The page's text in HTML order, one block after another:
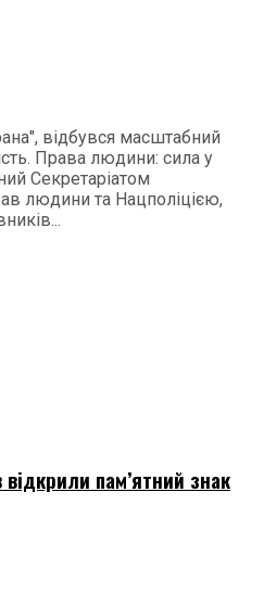
відбувся масштабний
Права людини: сила у
Секретаріатом
людини та Нацполіцією,
відкрили пам’ятний знак